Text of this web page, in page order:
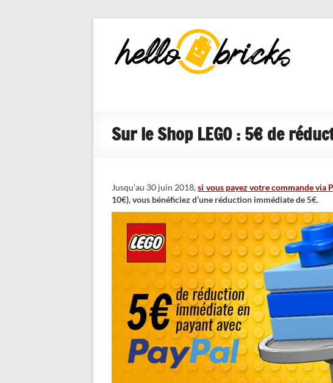
HelloBricks
Blog LEGO,
nouveaut�s
Sur le Shop LEGO : 5€ de
Jusqu’au 30 juin 2018,si vous payez votre commande via
10€), vous bénéficiez d’une réduction immédiate de 5€.